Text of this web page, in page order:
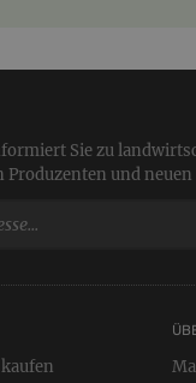
Sie zu
Produzenten und